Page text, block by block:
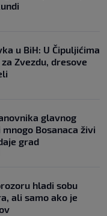
u BiH: U Čipuljićima
Zvezdu, dresove
glavnog
Bosanaca živi
grad
hladi sobu
ali samo ako je